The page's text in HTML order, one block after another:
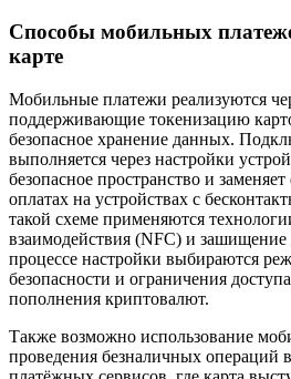
Способы мобильных
карте
Мобильные платежи реализуются
поддерживающие токенизацию
безопасное хранение данных.
выполняется через настройки
безопасное пространство и
оплатах на устройствах с
такой схеме применяются
взаимодействия (NFC) и
процессе настройки выбираются
безопасности и ограничения
пополнения криптовалют.
Также возможно использование
проведения безналичных операций